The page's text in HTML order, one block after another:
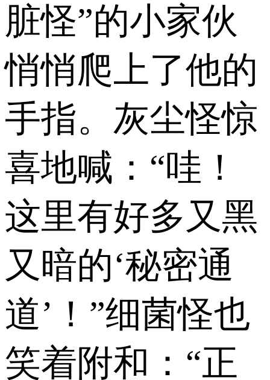
脏怪”的小家伙
悄悄爬上了他的
手指。灰尘怪惊
喜地喊：“哇！
这里有好多又黑
又暗的‘秘密通
道’！”细菌怪也
笑着附和：“正